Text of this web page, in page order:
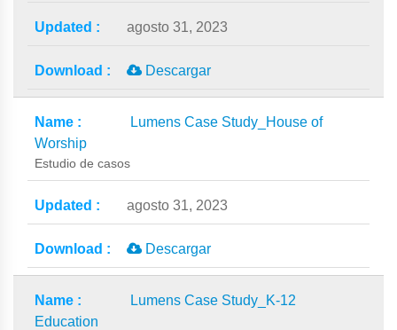
agosto 31, 2023
Descargar
Lumens Case Study_House of
Worship
Estudio de casos
agosto 31, 2023
Descargar
Lumens Case Study_K-12
Education